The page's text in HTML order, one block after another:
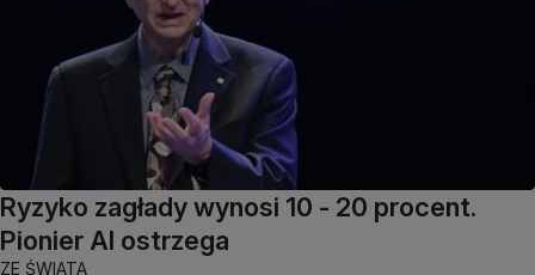
Ryzyko zagłady wynosi 10 - 20 procent.
Pionier AI ostrzega
ZE ŚWIATA